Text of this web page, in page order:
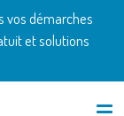
vos démarches
et solutions